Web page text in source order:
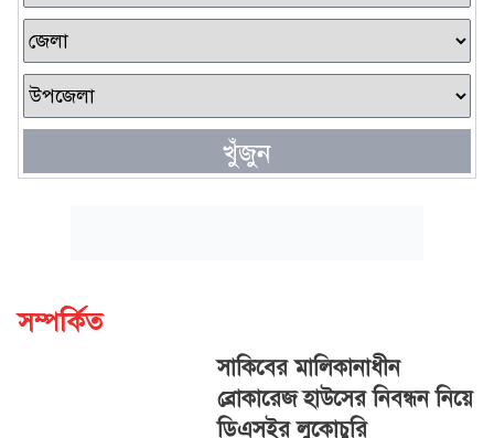
খুঁজুন
সম্পর্কিত
সাকিবের মালিকানাধীন
ব্রোকারেজ হাউসের নিবন্ধন নিয়ে
ডিএসইর লুকোচুরি